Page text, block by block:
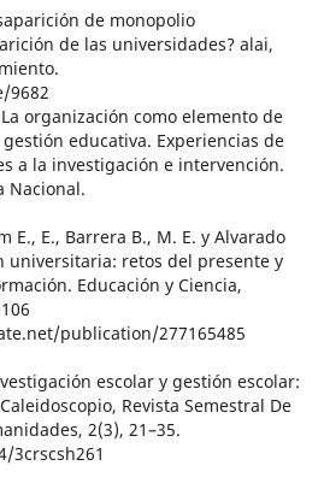
de monopolio
de las universidades? alai,
9682
organización como elemento de
educativa. Experiencias de
a la investigación e intervención.
Nacional.
E., E., Barrera B., M. E. y Alvarado
universitaria: retos del presente y
Educación y Ciencia,
publication/277165485
escolar y gestión escolar:
Revista Semestral De
2(3), 21–35.
3crscsh261